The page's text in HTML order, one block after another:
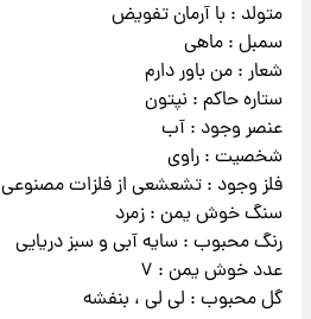
متولد : با آرمان تفویض
سمبل : ماهی
شعار : من باور دارم
ستاره حاکم : نپتون
عنصر وجود : آب
شخصیت : راوی
فلز وجود : تشعشعی از فلزات مصنوعی
سنگ خوش یمن : زمرد
رنگ محبوب : سایه آبی و سبز دریایی
عدد خوش یمن : ۷
گل محبوب : لی لی ، بنفشه